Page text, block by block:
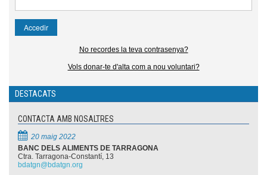
No recordes la teva contrasenya?
Vols donar-te d'alta com a nou voluntari?
DESTACATS
CONTACTA AMB NOSALTRES
20 maig 2022
BANC DELS ALIMENTS DE TARRAGONA
Ctra. Tarragona-Constantí, 13
bdatgn@bdatgn.org